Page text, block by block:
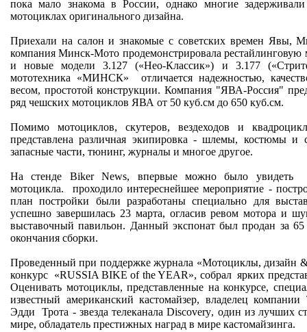
пока мало знакома в России, однако многие
мотоциклах оригинального дизайна.
Приехали на салон и знакомые с советских времен Явы,
компания Минск-Мото продемонстрировала
и новые модели 3.127 («Нео-Классик») и 3.177
мототехника «МИНСК»
отличается надежностью,
весом, простотой конструкции. Компания "ЯВА-Россия"
ряд чешских мотоциклов ЯВА от 50 куб.см до 650 куб.см.
Помимо мотоциклов, скутеров, вездеходов и
представлена различная экипировка - шлемы, костюмы и
запасные части, тюнинг, журналы и многое другое.
На стенде Biker News, впервые можно было увидеть
мотоцикла.
проходило интереснейшее мероприятие -
план постройки были разработаны специально для
успешно завершилась 23 марта, огласив ревом мотора и
выставочный павильон. Данный экспонат был продан за
окончания сборки.
Проведенный при поддержке журнала «Мотоциклы, дизайн
конкурс «RUSSIA BIKE of the YEAR», собрал ярких
Оценивать мотоциклы, представленные на конкурсе,
известный американский кастомайзер, владелец
Эдди
Трота - звезда телеканалаDiscovery, один из лучших
мире, обладатель престижных наград в мире кастомайзинга.